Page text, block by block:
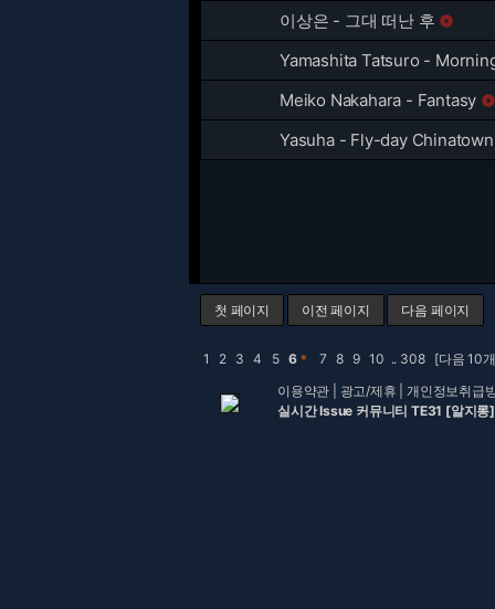
이상은 - 그대 떠난 후 
Yamashita Tatsuro -
Meiko Nakahara - Fantasy
Yasuha - Fly-day Chinatown
첫 페이지 이전 페이지 다음 페이지
1 2 3 4 5 6＊ 7 8 9 10 .. 308 [다음 10
이용약관
광고/제휴 |개인정보취급
실시간 Issue 커뮤니티 TE31 [알지